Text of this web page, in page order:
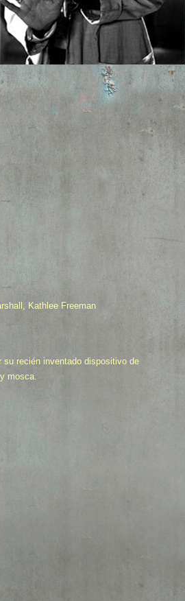
Kathlee Freeman
recién inventado dispositivo de
mosca.